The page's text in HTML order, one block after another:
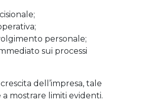
personale;
sui processi
dell’impresa, tale
mostrare limiti evidenti.